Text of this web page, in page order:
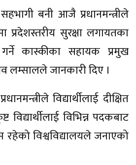
सहभागी बनी आजै प्रधानमन्त्रीले
प्रदेशस्तरीय सुरक्षा लगायतका
कास्कीका सहायक प्रमुख
लम्सालले जानकारी दिए ।
विद्यार्थीलाई दीक्षित
विद्यार्थीलाई विभिन्न पदकबाट
रहेको विश्वविद्यालयले जनाएको